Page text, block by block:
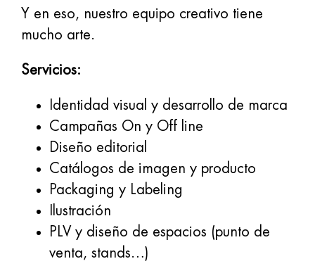
Y en eso, nuestro equipo creativo tiene
mucho arte.
Servicios:
Identidad visual y desarrollo de marca
Campañas On y Off line
Diseño editorial
Catálogos de imagen y producto
Packaging y Labeling
Ilustración
PLV y diseño de espacios (punto de
venta, stands…)